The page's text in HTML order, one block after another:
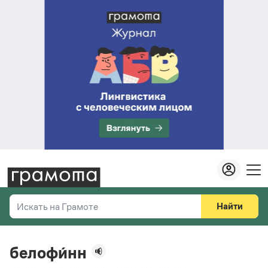
Искать на Грамоте
Справочная служба
Найти
белофи́нн